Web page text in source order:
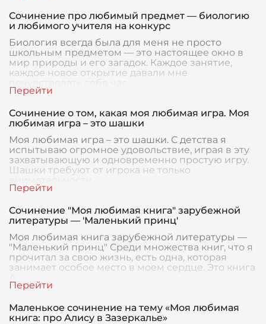
Сочинение про любимый предмет — биологию
и любимого учителя на конкурс
Биология всегда была для меня не просто
школьным предметом — это настоящее окно в
мир природы и его загадок. Каждое занятие,
каждое новое открытие давали мне
почувствовать себя час
Сочинение о том, какая моя любимая игра. Моя
любимая игра – это шашки
Моя любимая игра – это шашки. С детства я
испытываю огромное удовольствие, играя в эту
захватывающую и одновременно простую игру.
Шашки требуют от игрока не только
Сочинение "Моя любимая книга" зарубежной
литературы — 'Маленький принц'
Моя любимая книга зарубежной литературы —
"Маленький принц" Среди множества книг, что я
прочитал за свою жизнь, есть одна, которая
занимает особое место в моем сердце. Это книга
А
Маленькое сочинение на тему «Моя любимая
книга: про Алису в Зазеркалье»